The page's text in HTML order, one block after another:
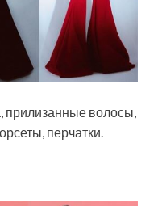
прилизанные волосы,
перчатки.